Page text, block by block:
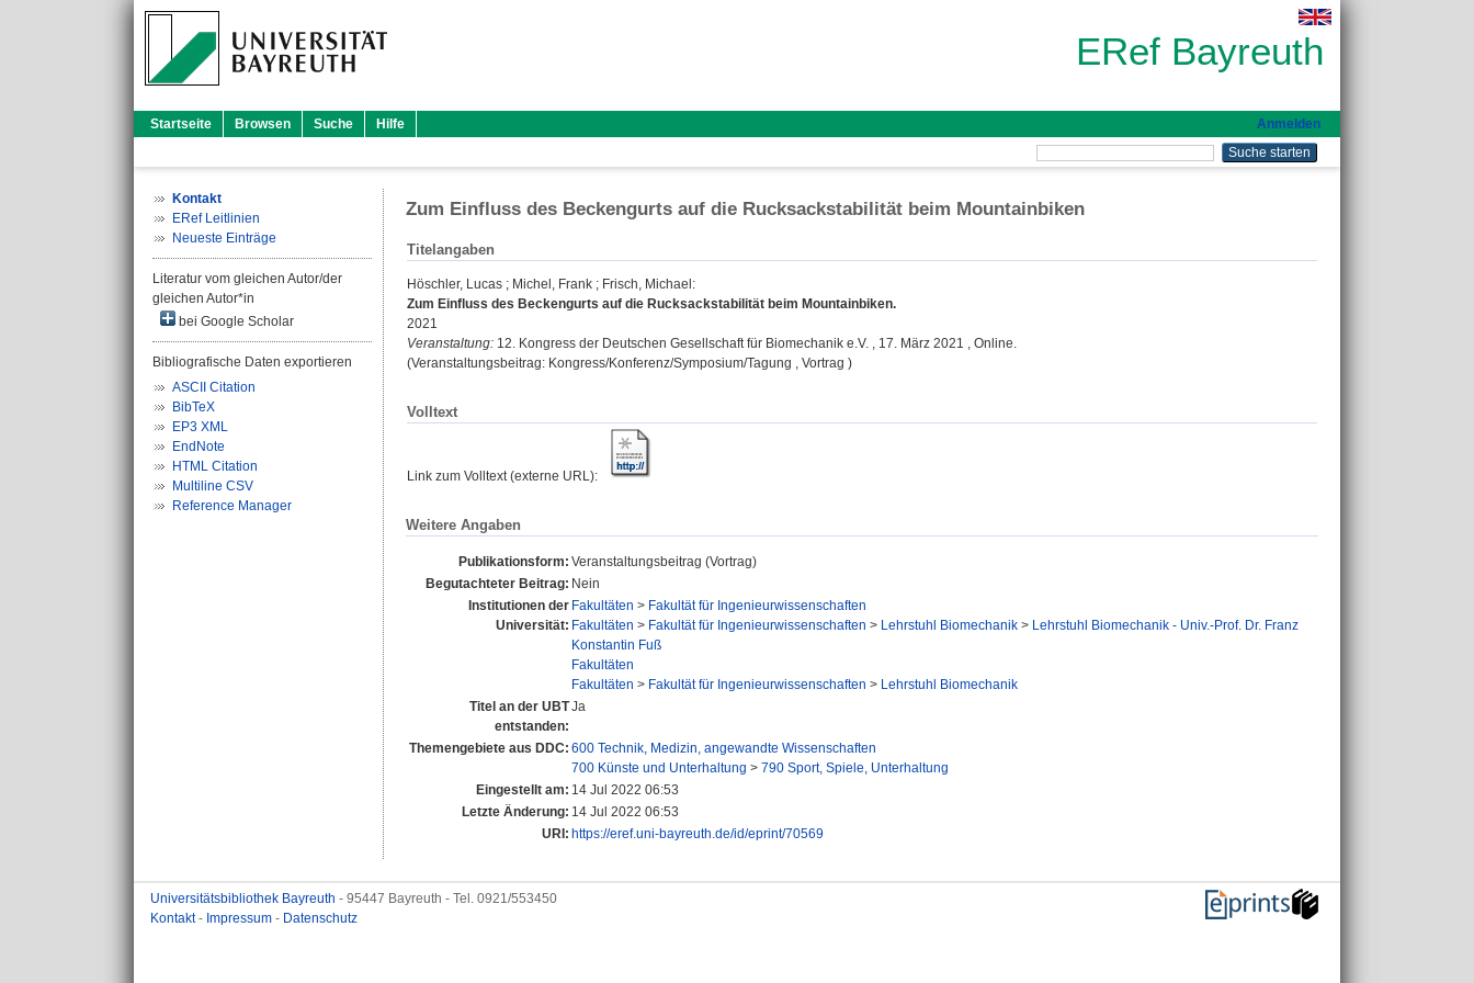
ERef Bayreuth
Startseite Browsen Suche Hilfe Anmelden
Kontakt
ERef Leitlinien
Neueste Einträge
Literatur vom gleichen Autor/der
gleichen Autor*in
bei Google Scholar
Bibliografische Daten exportieren
ASCII Citation
BibTeX
EP3 XML
EndNote
HTML Citation
Multiline CSV
Reference Manager
Zum Einfluss des Beckengurts auf die Rucksackstabilität beim Mountainbiken
Titelangaben
Höschler, Lucas ; Michel, Frank ; Frisch, Michael :
Zum Einfluss des Beckengurts auf die Rucksackstabilität beim Mountainbiken.
2021
Veranstaltung: 12. Kongress der Deutschen Gesellschaft für Biomechanik e.V. , 17. März 2021 , Online.
(Veranstaltungsbeitrag: Kongress/Konferenz/Symposium/Tagung , Vortrag )
Volltext
Link zum Volltext (externe URL):
Weitere Angaben
Publikationsform: Veranstaltungsbeitrag (Vortrag)
Begutachteter Beitrag: Nein
Institutionen der
Universität:
Fakultäten > Fakultät für Ingenieurwissenschaften
Fakultäten > Fakultät für Ingenieurwissenschaften > Lehrstuhl Biomechanik > Lehrstuhl Biomechanik - Univ.-Prof. Dr. Franz
Konstantin Fuß
Fakultäten
Fakultäten > Fakultät für Ingenieurwissenschaften > Lehrstuhl Biomechanik
Titel an der UBT
entstanden:
Ja
Themengebiete aus DDC: 600 Technik, Medizin, angewandte Wissenschaften
700 Künste und Unterhaltung > 790 Sport, Spiele, Unterhaltung
Eingestellt am: 14 Jul 2022 06:53
Letzte Änderung: 14 Jul 2022 06:53
URI: https://eref.uni-bayreuth.de/id/eprint/70569
Universitätsbibliothek Bayreuth - 95447 Bayreuth - Tel. 0921/553450
Kontakt- Impressum - Datenschutz